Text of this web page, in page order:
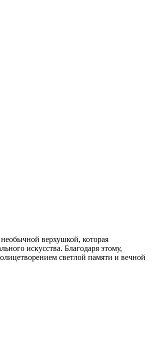
верхушкой, которая
искусства. Благодаря этому,
светлой памяти и вечной